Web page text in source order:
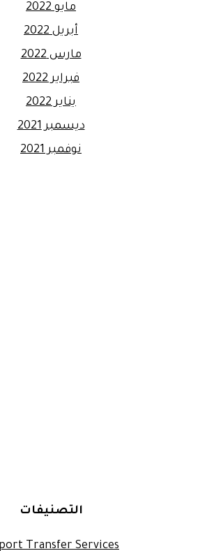
مايو 2022
أبريل 2022
مارس 2022
فبراير 2022
يناير 2022
ديسمبر 2021
نوفمبر 2021
التصنيفات
Airport Transfer Services